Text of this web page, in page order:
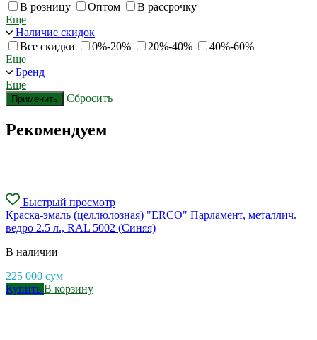
В розницу
Оптом
В рассрочку
Еще
Наличие скидок
Все скидки
0%-20% 20%-40%
40%-60%
Еще
Бренд
Еще
Применить Сбросить
Рекомендуем
Быстрый просмотр
Краска-эмаль (целлюлозная) "ERCO" Парламент, металлич.
ведро 2.5 л., RAL 5002 (Синяя)
В наличии
225 000 сум
Купить В корзину